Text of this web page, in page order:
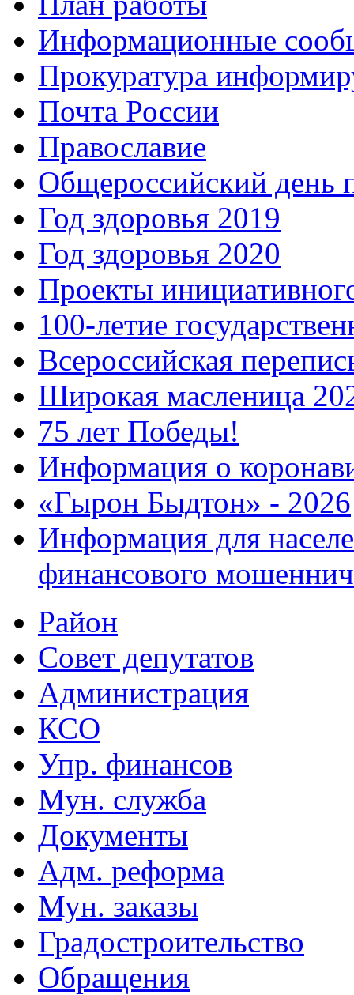
Информационные
Прокуратура
Почта России
Православие
Общероссийский день
Год здоровья 2019
Год здоровья 2020
Проекты
100-летие
Всероссийская
Широкая масленица
75 лет Победы!
Информация о
«Гырон Быдтон» - 2026
Информация для
финансового
Район
Совет депутатов
Администрация
КСО
Упр. финансов
Мун. служба
Документы
Адм. реформа
Мун. заказы
Градостроительство
Обращения